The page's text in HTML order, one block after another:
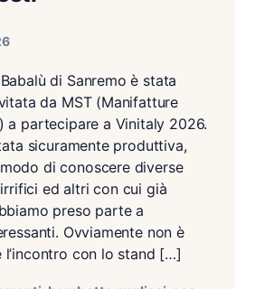
di Sanremo è stata
da MST (Manifatture
a partecipare a Vinitaly 2026.
sicuramente produttiva,
di conoscere diverse
ed altri con cui già
preso parte a
Ovviamente non è
l’incontro con lo stand […]